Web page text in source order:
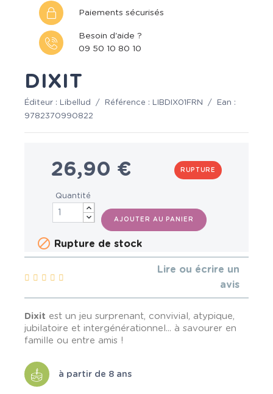
Paiements sécurisés
Besoin d'aide ?
09 50 10 80 10
DIXIT
Éditeur : Libellud / Référence : LIBDIX01FRN /
Ean :
9782370990822
26,90 € RUPTURE
Quantité
AJOUTER AU PANIER
 Rupture de stock
Lire ou écrire un
avis
Dixit est un jeu surprenant, convivial, atypique,
jubilatoire et intergénérationnel... à savourer en
famille ou entre amis !
à partir de 8 ans